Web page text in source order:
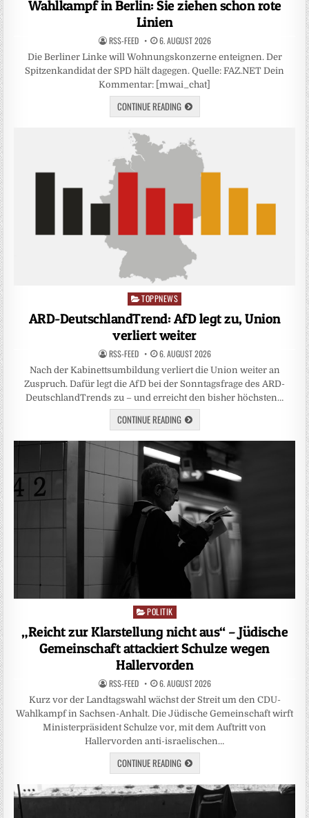
Wahlkampf in Berlin: Sie ziehen schon rote
Linien
RSS-FEED 6. AUGUST 2026
Die Berliner Linke will Wohnungskonzerne enteignen. Der
Spitzenkandidat der SPD hält dagegen. Quelle: FAZ.NET Dein
Kommentar: [mwai_chat]
CONTINUE READING
Posted
in
TOPPNEWS
ARD-DeutschlandTrend: AfD legt zu, Union
verliert weiter
RSS-FEED 6. AUGUST 2026
Nach der Kabinettsumbildung verliert die Union weiter an
Zuspruch. Dafür legt die AfD bei der Sonntagsfrage des ARD-
DeutschlandTrends zu – und erreicht den bisher höchsten…
CONTINUE READING
Posted
in
POLITIK
„Reicht zur Klarstellung nicht aus“ – Jüdische
Gemeinschaft attackiert Schulze wegen
Hallervorden
RSS-FEED 6. AUGUST 2026
Kurz vor der Landtagswahl wächst der Streit um den CDU-
Wahlkampf in Sachsen-Anhalt. Die Jüdische Gemeinschaft wirft
Ministerpräsident Schulze vor, mit dem Auftritt von
Hallervorden anti-israelischen…
CONTINUE READING